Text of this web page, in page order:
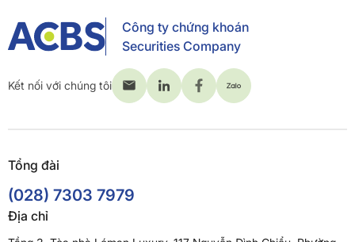
Công ty chứng khoán
Securities Company
Kết nối với chúng tôi
Tổng đài
(028) 7303 7979
Địa chỉ